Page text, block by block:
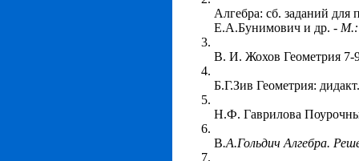
Алгебра: сб. заданий
Е.А.Бунимович и др. - М.:
В. И. Жохов Геометрия
Б.Г.Зив Геометрия:
Н.Ф. Гаврилова
В.А.Гольдич Алгебра.